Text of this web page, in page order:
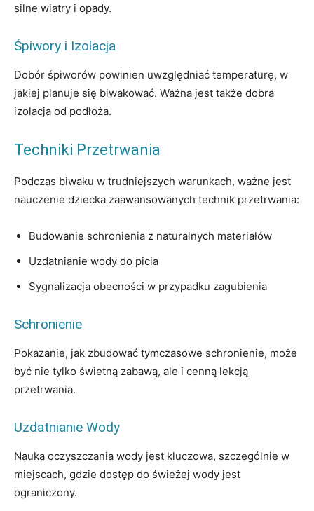
silne wiatry i opady.
Śpiwory i Izolacja
Dobór śpiworów powinien uwzględniać temperaturę, w
jakiej planuje się biwakować. Ważna jest także dobra
izolacja od podłoża.
Techniki Przetrwania
Podczas biwaku w trudniejszych warunkach, ważne jest
nauczenie dziecka zaawansowanych technik przetrwania:
Budowanie schronienia z naturalnych materiałów
Uzdatnianie wody do picia
Sygnalizacja obecności w przypadku zagubienia
Schronienie
Pokazanie, jak zbudować tymczasowe schronienie, może
być nie tylko świetną zabawą, ale i cenną lekcją
przetrwania.
Uzdatnianie Wody
Nauka oczyszczania wody jest kluczowa, szczególnie w
miejscach, gdzie dostęp do świeżej wody jest
ograniczony.